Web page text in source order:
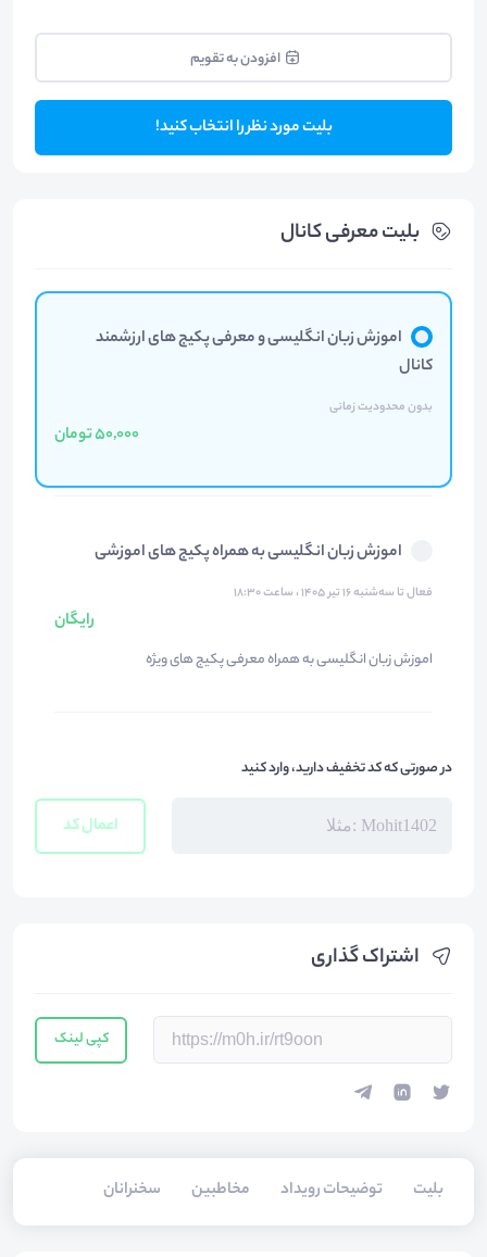
افزودن به تقویم
بلیت مورد نظر را انتخاب کنید!
اشتراک گذاری
کپی لینک
بلیت‌ توضیحات رویداد مخاطبین سخنرانان
بلیت‌ معرفی کانال
اموزش زبان انگلیسی و معرفی پکیج های ارزشمند
کانال
بدون محدودیت زمانی
50,000 تومان
اموزش زبان انگلیسی به همراه پکیج های اموزشی
فعال تا سه‌شنبه ۱۶ تیر ۱۴۰۵ ، ساعت ۱۸:۳۰
رایگان
اموزش زبان انگلیسی به همراه معرفی پکیج های ویژه
در صورتی که کد تخفیف دارید، وارد کنید
اعمال کد